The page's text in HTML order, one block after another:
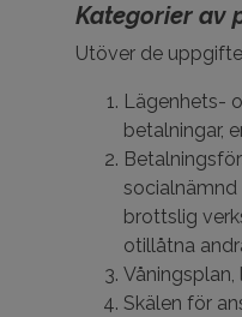
Kategorier av
Utöver de
Lägenhets-
betalningar,
socialnämnd
brottslig
otillåtna
Skälen för